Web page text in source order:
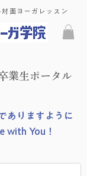
面ヨーガレッスン
業生ポータル
ありますように
with You！